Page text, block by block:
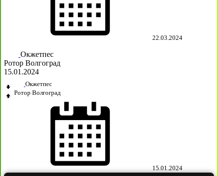
22.03.2024
Окжетпес
Ротор Волгоград
15.01.2024
Окжетпес
Ротор Волгоград
15.01.2024